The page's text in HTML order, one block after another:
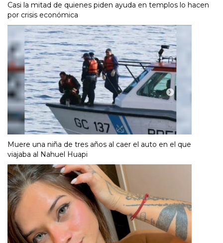
Casi la mitad de quienes piden ayuda en templos lo hacen
por crisis económica
Muere una niña de tres años al caer el auto en el que
viajaba al Nahuel Huapi